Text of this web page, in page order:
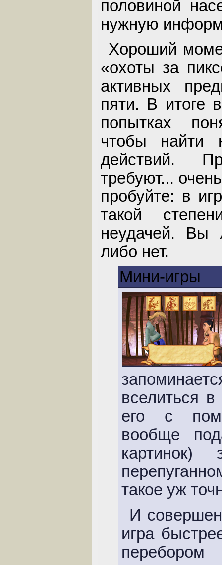
половиной
нужную
Хороший
«охоты за
активных
пяти. В итоге
попытках
чтобы найти
действий.
требуют...
пробуйте: в
такой
неудачей. Вы
либо нет.
Мини-игры
вселиться
его с
вообще
картинок)
такое уж
И
игра